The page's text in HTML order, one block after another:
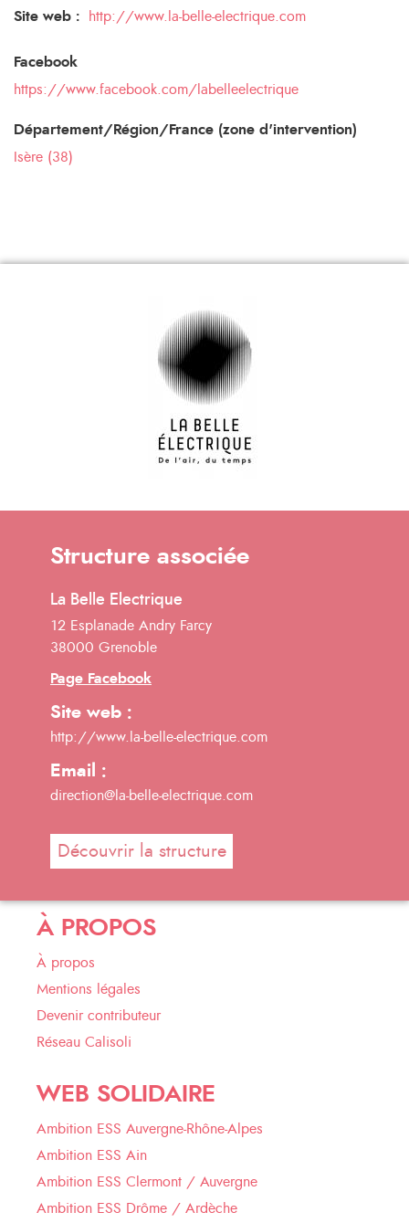
Site web : http://www.la-belle-electrique.com
Facebook
https://www.facebook.com/labelleelectrique
Département/Région/France (zone d'intervention)
Isère (38)
Structure associée
La Belle Electrique
12 Esplanade Andry Farcy
38000 Grenoble
Page Facebook
Site web :
http://www.la-belle-electrique.com
Email :
direction@la-belle-electrique.com
Découvrir la structure
À PROPOS
À propos
Mentions légales
Devenir contributeur
Réseau Calisoli
WEB SOLIDAIRE
Ambition ESS Auvergne-Rhône-Alpes
Ambition ESS Ain
Ambition ESS Clermont / Auvergne
Ambition ESS Drôme / Ardèche